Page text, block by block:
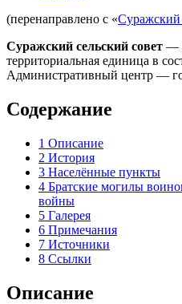
(перенаправлено с «Суражский
Суражский сельский совет —
территориальная единица в
Административный центр —
Содержание
1 Описание
2 История
3 Населённые пункты
4 Братские могилы
войны
5 Галерея
6 Примечания
7 Источники
8 Ссылки
Описание